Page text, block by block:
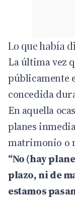
Lo que había
La última vez
públicamente
concedida
En aquella
planes
matrimonio o
“No (hay
plazo, ni de
estamos